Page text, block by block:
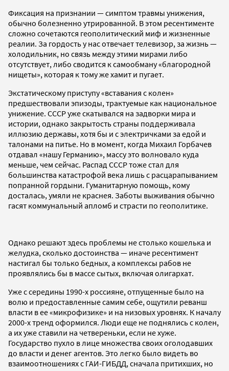
Фиксация на признании — симптом травмы унижения,
обычно болезненно утрированной. В этом ресентименте
сложно сочетаются геополитический миф и жизненные
реалии. За гордость у нас отвечает телевизор, за жизнь —
холодильник, но связь между этими мирами либо
отсутствует, либо сводится к самообману «благородной
нищеты», которая к тому же хамит и пугает.
Экстатическому приступу «вставания с колен»
предшествовали эпизоды, трактуемые как национальное
унижение. СССР уже скатывался на задворки мира и
истории, однако закрытость страны поддерживала
иллюзию державы, хотя бы и с электричками за едой и
талонами на питье. Но в момент, когда Михаил Горбачев
отдавал «нашу Германию», массу это волновало куда
меньше, чем сейчас. Распад СССР тоже стал для
большинства катастрофой века лишь с расцарапыванием
попранной гордыни. Гуманитарную помощь, кому
досталась, умяли не краснея. Заботы выживания обычно
гасят коммунальный апломб и страсти по геополитике.
Однако решают здесь проблемы не столько кошелька и
желудка, сколько достоинства — иначе ресентимент
настигал бы только бедных, а комплексы рабов не
проявлялись бы в массе сытых, включая олигархат.
Уже с середины 1990-х россияне, отпущенные было на
волю и предоставленные самим себе, ощутили реванш
власти в ее «микрофизике» и на низовых уровнях. К началу
2000-х тренд оформился. Люди еще не поднялись с колен,
а их уже ставили на четвереньки, если не хуже.
Государство пухло в лице множества своих оголодавших
до власти и денег агентов. Это легко было видеть во
взаимоотношениях с ГАИ-ГИБДД, сначала притихших, но